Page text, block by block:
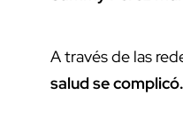
A través de las
salud se complicó.